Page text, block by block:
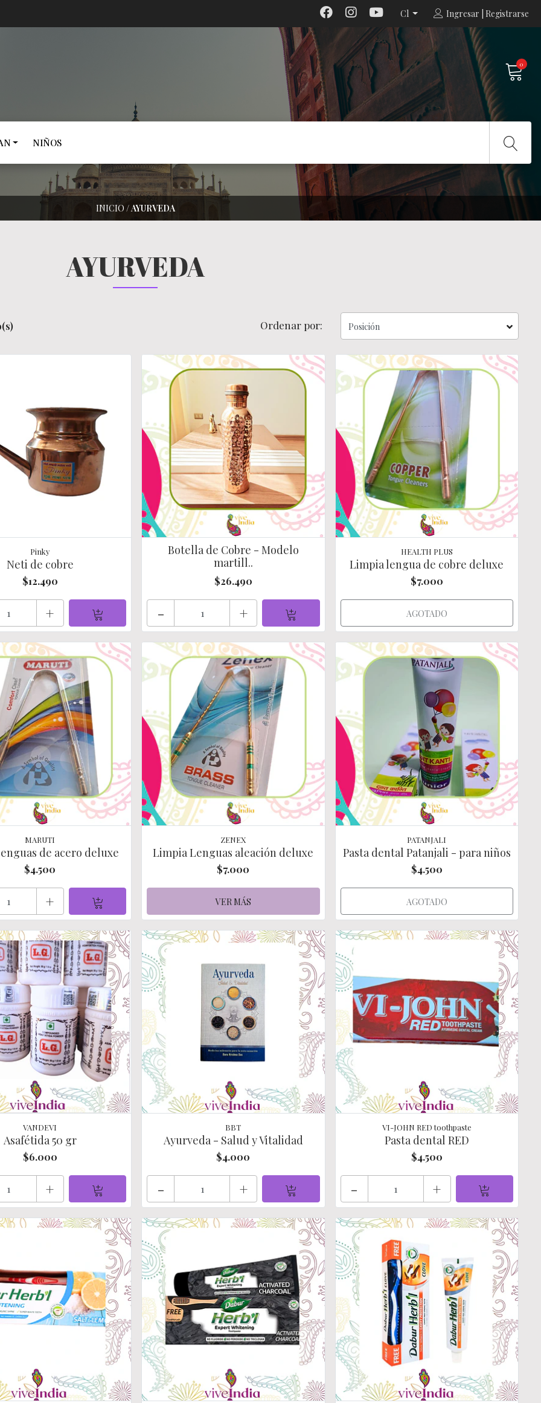
Cl Ingresar | Registrarse
0
NIÑOS
INICIO /AYURVEDA
AYURVEDA
Ordenar por:
Pinky
Neti de cobre
$12.490
+
Botella de Cobre - Modelo
martill..
$26.490
- +
HEALTH PLUS
Limpia lengua de cobre deluxe
$7.000
AGOTADO
MARUTI
de acero deluxe
$4.500
+
ZENEX
Limpia Lenguas aleación deluxe
$7.000
VER MÁS
PATANJALI
Pasta dental Patanjali - para niños
$4.500
AGOTADO
VANDEVI
Asafétida 50 gr
$6.000
+
BBT
Ayurveda - Salud y Vitalidad
$4.000
- +
VI-JOHN RED toothpaste
Pasta dental RED
$4.500
- +